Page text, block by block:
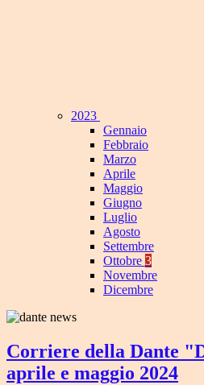
2023
Gennaio
Febbraio
Marzo
Aprile
Maggio
Giugno
Luglio
Agosto
Settembre
Ottobre 3
Novembre
Dicembre
Corriere della Dante
aprile e maggio 2024